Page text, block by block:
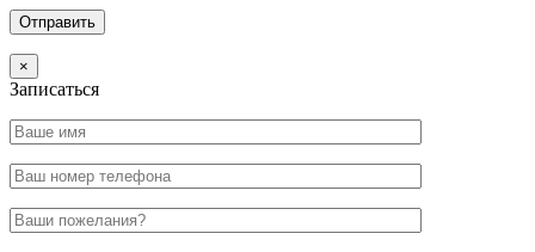
×
Записаться